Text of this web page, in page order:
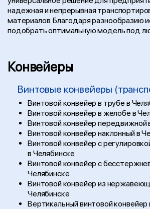
Конвейеры
Винтовые конвейеры
Винтовой конвейер в трубе в
Винтовой конвейер в желобе в
Винтовой конвейер передвижной
Винтовой конвейер наклонный в
Винтовой конвейер с
в Челябинске
Винтовой конвейер с
Челябинске
Винтовой конвейер из
Челябинске
Вертикальный винтовой конвейер
надежная и непрерывная
материалов. Благодаря разнообразию
подобрать оптимальную модель под